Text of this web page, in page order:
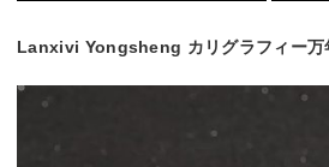
Lanxivi Yongsheng カリグラフィー万